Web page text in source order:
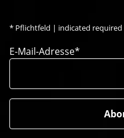
* Pflichtfeld | indicated required
E-Mail-Adresse*